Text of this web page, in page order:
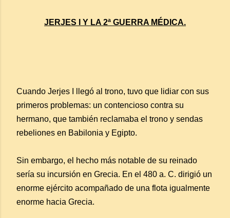
JERJES I Y LA 2ª GUERRA MÉDICA.
Cuando Jerjes I llegó al trono, tuvo que lidiar con sus
primeros problemas: un contencioso contra su
hermano, que también reclamaba el trono y sendas
rebeliones en Babilonia y Egipto.
Sin embargo, el hecho más notable de su reinado
sería su incursión en Grecia. En el 480 a. C. dirigió un
enorme ejército acompañado de una flota igualmente
enorme hacia Grecia.